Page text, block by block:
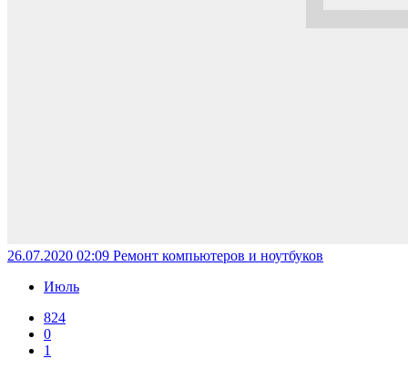
26.07.2020 02:09 Ремонт компьютеров и ноутбуков
Июль
824
0
1